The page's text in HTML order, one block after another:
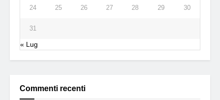
24 25 26 27 28 29 30
31
« Lug
Commenti recenti